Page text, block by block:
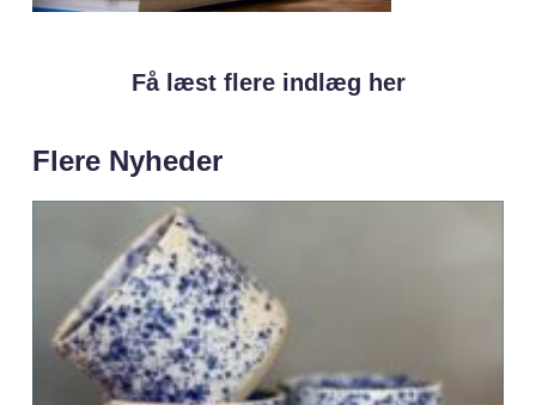
Få læst flere indlæg her
Flere Nyheder